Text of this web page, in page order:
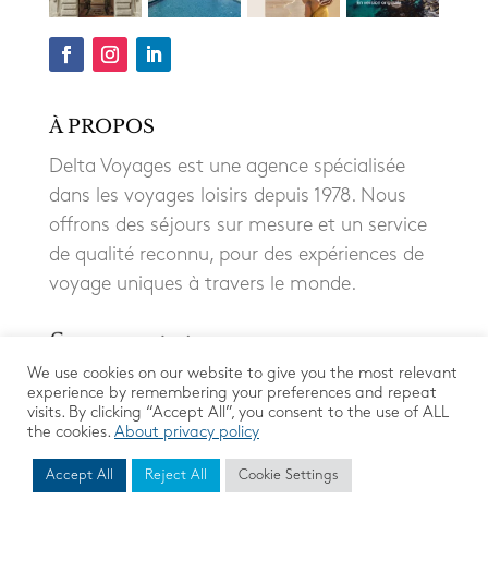
À PROPOS
Delta Voyages est une agence spécialisée
dans les voyages loisirs depuis 1978. Nous
offrons des séjours sur mesure et un service
de qualité reconnu, pour des expériences de
voyage uniques à travers le monde.
We use cookies on our website to give you the most relevant
experience by remembering your preferences and repeat
visits. By clicking “Accept All”, you consent to the use of ALL
the cookies. About privacy policy
Accept All Reject All Cookie Settings